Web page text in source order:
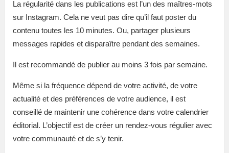
La régularité dans les publications est l’un des maîtres-mots
sur Instagram. Cela ne veut pas dire qu’il faut poster du
contenu toutes les 10 minutes. Ou, partager plusieurs
messages rapides et disparaître pendant des semaines.
Il est recommandé de publier au moins 3 fois par semaine.
Même si la fréquence dépend de votre activité, de votre
actualité et des préférences de votre audience, il est
conseillé de maintenir une cohérence dans votre calendrier
éditorial. L’objectif est de créer un rendez-vous régulier avec
votre communauté et de s’y tenir.